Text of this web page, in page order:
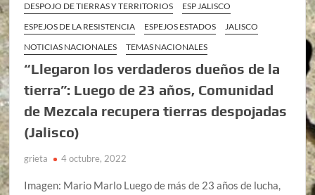
DESPOJO DE TIERRAS Y TERRITORIOS
ESP JALISCO
ESPEJOS DE LA RESISTENCIA
ESPEJOS ESTADOS
JALISCO
NOTICIAS NACIONALES
TEMAS NACIONALES
“Llegaron los verdaderos dueños de la
tierra”: Luego de 23 años, Comunidad
de Mezcala recupera tierras despojadas
(Jalisco)
grieta 4 octubre, 2022
Imagen: Mario Marlo Luego de más de 23 años de lucha,